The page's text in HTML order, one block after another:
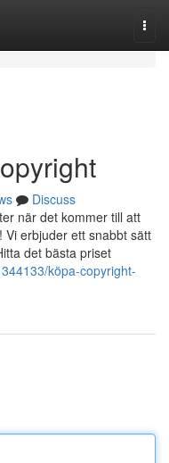
Discuss
när det kommer till att
erbjuder ett snabbt sätt
det bästa priset
köpa-copyright-